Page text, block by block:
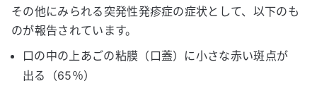
その他にみられる突発性発疹症の症状として、以下のも
のが報告されています。
口の中の上あごの粘膜（口蓋）に小さな赤い斑点が
出る（65％）